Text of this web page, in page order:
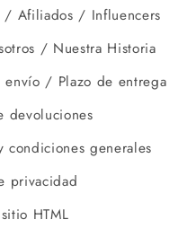
/ Afiliados / Influencers
/ Nuestra Historia
envío / Plazo de entrega
devoluciones
condiciones generales
privacidad
HTML